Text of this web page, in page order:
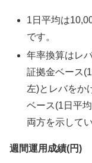
1日平均は
です。
年率換算はレ
証拠金ベース
左)とレバをか
ベース(1日平
両方を示して
週間運用成績(円)